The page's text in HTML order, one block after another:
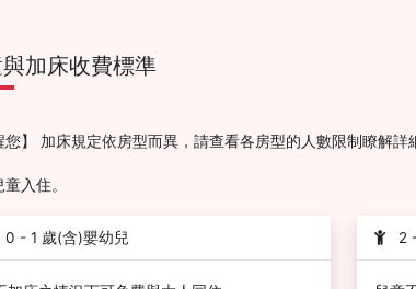
加床收費標準
您】 加床規定依房型而異，請查看各房型的人數限制瞭解詳
入住。
0 - 1 歲(含)嬰幼兒 2